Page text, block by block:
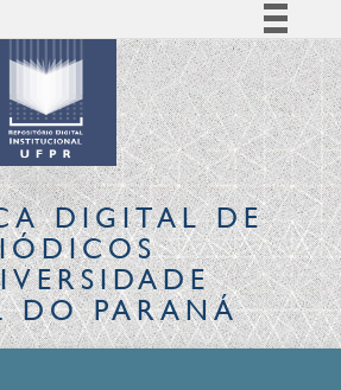
Simplifique!
Comunica BR
Participe
Acesso à informação
Legislação
Canais
DIGITALDE
DO PARANÁ